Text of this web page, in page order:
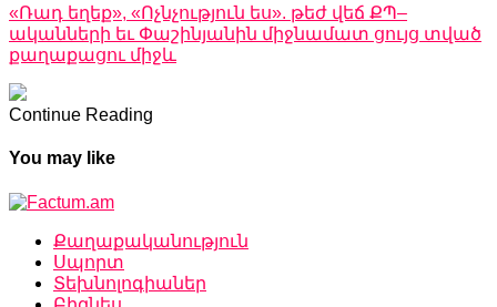
«Ռադ եղեք», «Ոչնչություն ես». թեժ վեճ ՔՊ–
ականների եւ Փաշինյանին միջնամատ ցույց տված
քաղաքացու միջև
Continue Reading
You may like
Քաղաքականություն
Սպորտ
Տեխնոլոգիաներ